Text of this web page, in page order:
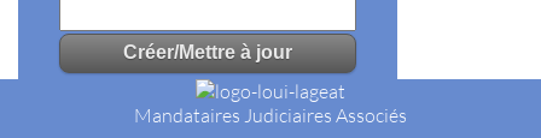
Mandataires Judiciaires Associés